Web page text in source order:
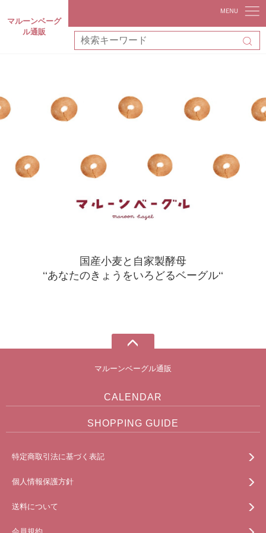
マルーンベーグ
ル通販
→
←
国産小麦と自家製酵母
‘‘あなたのきょうをいろどるベーグル‘‘
マルーンベーグル通販
CALENDAR
SHOPPING GUIDE
特定商取引法に基づく表記
個人情報保護方針
送料について